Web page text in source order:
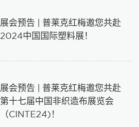
展会预告 | 普莱克红梅邀您共赴
2024中国国际塑料展！
展会预告 | 普莱克红梅邀您共赴
第十七届中国非织造布展览会
（CINTE24)！